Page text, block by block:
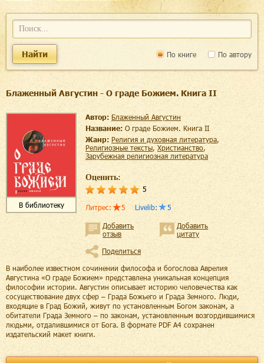
По книге По автору
Найти
Блаженный Августин - О граде Божием. Книга II
В библиотеку
Автор: Блаженный Августин
Название: О граде Божием. Книга II
Жанр:
религия и духовная литература,
религиозные тексты, христианство,
зарубежная религиозная литература
Оценить:
5
Литрес: 5 Livelib: 5
Добавить
отзыв
Добавить
цитату
Поделиться
В наиболее известном сочинении философа и богослова Аврелия
Августина «О граде Божием» представлена уникальная концепция
философии истории. Августин описывает историю человечества как
сосуществование двух сфер – Града Божьего и Града Земного. Люди,
входящие в Град Божий, живут по установленным Богом законам, а
обитатели Града Земного – по законам, установленным возгордившимися
людьми, отдалившимися от Бога. В формате PDF A4 сохранен
издательский макет книги.